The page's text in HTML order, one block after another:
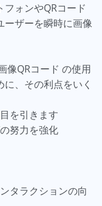
ォンやQRコード
ーザーを瞬時に画像
像QRコード の使用
、その利点をいく
を引きます
努力を強化
タラクションの向